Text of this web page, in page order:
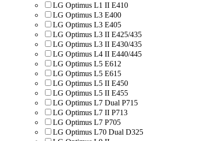
LG Optimus L1 II E410
LG Optimus L3 E400
LG Optimus L3 E405
LG Optimus L3 II E425/435
LG Optimus L3 II E430/435
LG Optimus L4 II E440/445
LG Optimus L5 E612
LG Optimus L5 E615
LG Optimus L5 II E450
LG Optimus L5 II E455
LG Optimus L7 Dual P715
LG Optimus L7 II P713
LG Optimus L7 P705
LG Optimus L70 Dual D325